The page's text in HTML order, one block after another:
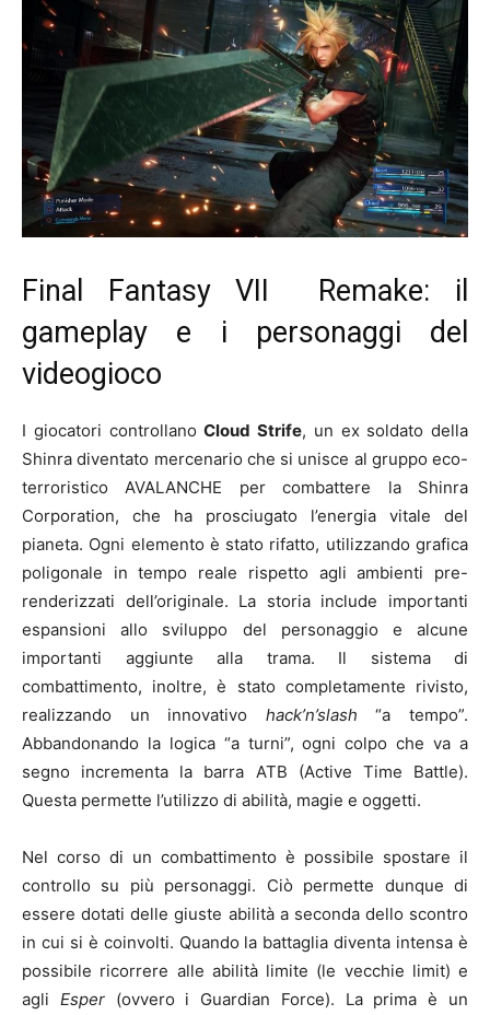
Final Fantasy VII Remake: il
gameplay e i personaggi del
videogioco
I giocatori controllanoCloud Strife, un ex soldato della
Shinra diventato mercenario che si unisce al gruppo eco-
terroristico AVALANCHE per combattere la Shinra
Corporation, che ha prosciugato l’energia vitale del
pianeta. Ogni elemento è stato rifatto, utilizzando grafica
poligonale in tempo reale rispetto agli ambienti pre-
renderizzati dell’originale. La storia include importanti
espansioni allo sviluppo del personaggio e alcune
importanti aggiunte alla trama. Il sistema di
combattimento, inoltre, è stato completamente rivisto,
realizzando un innovativo hack’n’slash “a tempo”.
Abbandonando la logica “a turni”, ogni colpo che va a
segno incrementa la barra ATB (Active Time Battle).
Questa permette l’utilizzo di abilità, magie e oggetti.
Nel corso di un combattimento è possibile spostare il
controllo su più personaggi. Ciò permette dunque di
essere dotati delle giuste abilità a seconda dello scontro
in cui si è coinvolti. Quando la battaglia diventa intensa è
possibile ricorrere alle abilità limite (le vecchie limit) e
agli Esper(ovvero i Guardian Force). La prima è un